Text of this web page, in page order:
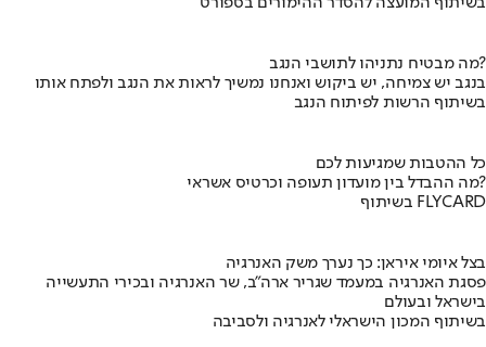
מה מבטיח נתניהו לתושבי הנגב?
בנגב יש צמיחה, יש ביקוש ואנחנו נמשיך לראות את הנגב ולפתח אותו
בשיתוף הרשות לפיתוח הנגב
כל ההטבות שמגיעות לכם
מה ההבדל בין מועדון תעופה וכרטיס אשראי?
בשיתוף FLYCARD
בצל איומי איראן: כך נערך משק האנרגיה
פסגת האנרגיה במעמד שגריר ארה"ב, שר האנרגיה ובכירי התעשייה
בישראל ובעולם
בשיתוף המכון הישראלי לאנרגיה ולסביבה